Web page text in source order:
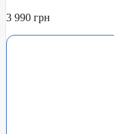
3 990 грн